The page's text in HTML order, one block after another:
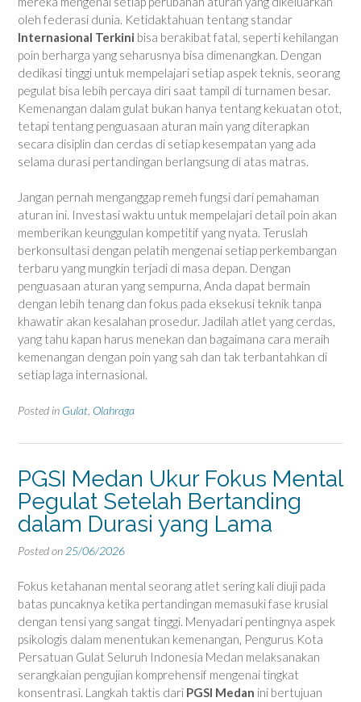
oleh federasi dunia. Ketidaktahuan tentang standar
Internasional Terkini bisa berakibat fatal, seperti kehilangan
poin berharga yang seharusnya bisa dimenangkan. Dengan
dedikasi tinggi untuk mempelajari setiap aspek teknis, seorang
pegulat bisa lebih percaya diri saat tampil di turnamen besar.
Kemenangan dalam gulat bukan hanya tentang kekuatan otot,
tetapi tentang penguasaan aturan main yang diterapkan
secara disiplin dan cerdas di setiap kesempatan yang ada
selama durasi pertandingan berlangsung di atas matras.
Jangan pernah menganggap remeh fungsi dari pemahaman
aturan ini. Investasi waktu untuk mempelajari detail poin akan
memberikan keunggulan kompetitif yang nyata. Teruslah
berkonsultasi dengan pelatih mengenai setiap perkembangan
terbaru yang mungkin terjadi di masa depan. Dengan
penguasaan aturan yang sempurna, Anda dapat bermain
dengan lebih tenang dan fokus pada eksekusi teknik tanpa
khawatir akan kesalahan prosedur. Jadilah atlet yang cerdas,
yang tahu kapan harus menekan dan bagaimana cara meraih
kemenangan dengan poin yang sah dan tak terbantahkan di
setiap laga internasional.
Posted in Gulat Olahraga
PGSI Medan Ukur Fokus Mental
Pegulat Setelah Bertanding
dalam Durasi yang Lama
Posted on 25/06/2026
Fokus ketahanan mental seorang atlet sering kali diuji pada
batas puncaknya ketika pertandingan memasuki fase krusial
dengan tensi yang sangat tinggi. Menyadari pentingnya aspek
psikologis dalam menentukan kemenangan, Pengurus Kota
Persatuan Gulat Seluruh Indonesia Medan melaksanakan
serangkaian pengujian komprehensif mengenai tingkat
konsentrasi. Langkah taktis dari PGSI Medan ini bertujuan